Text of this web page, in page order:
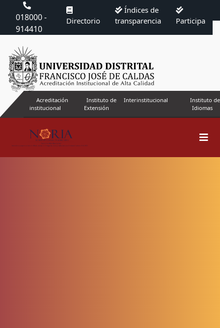
018000 -
914410
Directorio
Índices de
transparencia
Participa
Acreditación
institucional
Instituto de
Extensión
Interinstitucional
Instituto de
Idiomas